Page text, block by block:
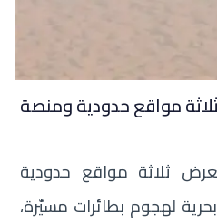
مواقع حدودية ومنصة
ثلاثة مواقع حدودية
لهجوم بطائرات مسيّرة،